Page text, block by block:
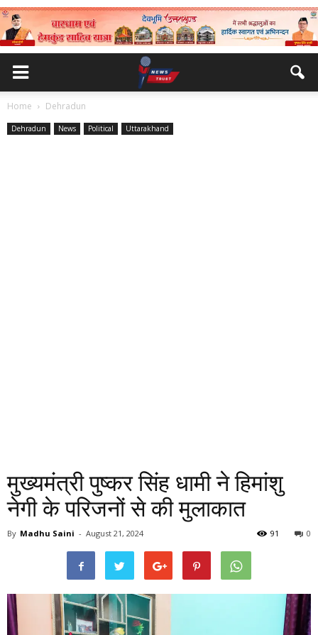
Home Dehradun
Dehradun News Political Uttarakhand
मुख्यमंत्री पुष्कर सिंह धामी ने हिमांशु
नेगी के परिजनों से की मुलाकात
By Madhu Saini - August 21, 2024 0
91